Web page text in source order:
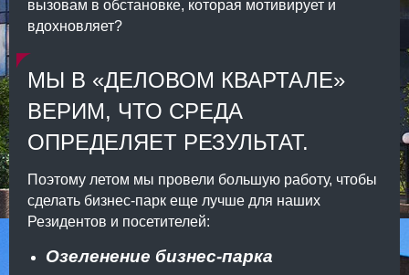
вызовам в обстановке, которая мотивирует и
вдохновляет?
МЫ В «ДЕЛОВОМ КВАРТАЛЕ»
ВЕРИМ, ЧТО СРЕДА
ОПРЕДЕЛЯЕТ РЕЗУЛЬТАТ.
Поэтому летом мы провели большую работу, чтобы
сделать бизнес-парк еще лучше для наших
Резидентов и посетителей:
Озеленение бизнес-парка